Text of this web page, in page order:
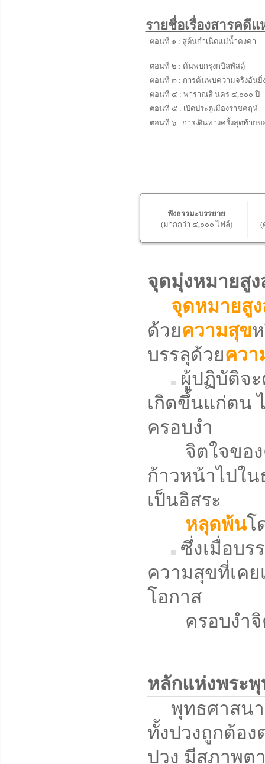
รายชื่อเรื่องสารคดี
ตอนที่ ๑ : สู่ต้นกำเนิดแม่น้ำคงคา
ตอนที่ ๒ : ค้นพบกรุงกบิลพัสดุ์
ตอนที่ ๓ : การค้นพบความจริงอัน
ตอนที่ ๔ : พาราณสี นคร ๔,๐๐๐ ปี
ตอนที่ ๕ : เปิดประตูเมืองราชคฤห์
ตอนที่ ๖ : การเดินทางครั้งสุดท้ายข
ฟังธรรมะบรรยาย
(มากกว่า ๔,๐๐๐ ไฟล์)
(
จุดมุ่งหมายสู
จุดหมายสู
ด้วยความสุข
บรรลุด้วยคว
ผู้ปฏิบัติจะ
เกิดขึ้นแก่ตน
ครอบงำ
จิตใจของ
ก้าวหน้าไปใน
เป็นอิสระ
หลุดพ้นโ
ซึ่งเมื่อบร
ความสุขที่เค
โอกาส
ครอบงำจิต
หลักแห่งพระ
พุทธศาสนา
ทั้งปวงถูกต้อง
ปวง มีสภาพต